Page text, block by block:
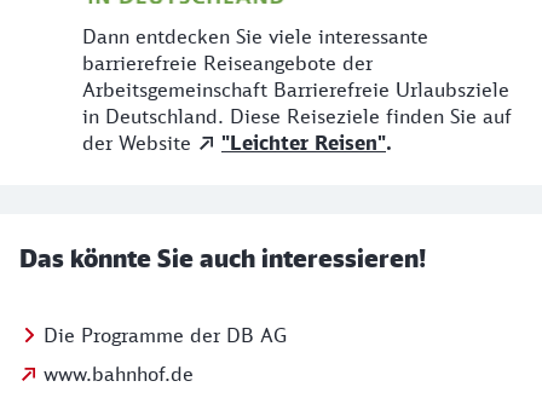
Dann entdecken Sie viele interessante
barrierefreie Reiseangebote der
Arbeitsgemeinschaft Barrierefreie Urlaubsziele
in Deutschland. Diese Reiseziele finden Sie auf
der Website
"Leichter Reisen".
Das könnte Sie auch interessieren!
Die Programme der DB AG
www.bahnhof.de